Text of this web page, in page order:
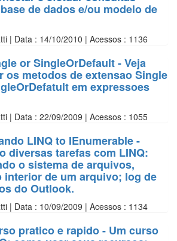
de dados e/ou modelo de
| Data : 14/10/2010 | Acessos : 1136
or SingleOrDefault - Veja
os metodos de extensao Single
em expressoes
| Data : 22/09/2009 | Acessos : 1055
LINQ to IEnumerable -
diversas tarefas com LINQ:
o sistema de arquivos,
interior de um arquivo; log de
do Outlook.
| Data : 10/09/2009 | Acessos : 1134
pratico e rapido - Um curso